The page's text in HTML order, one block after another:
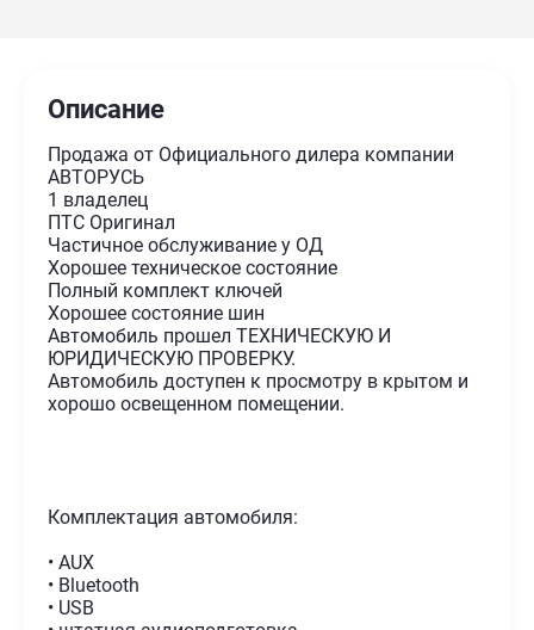
Описание
Продажа от Официального дилера компании
АВТОРУСЬ
1 владелец
ПТС Оригинал
Частичное обслуживание у ОД
Хорошее техническое состояние
Полный комплект ключей
Хорошее состояние шин
Автомобиль прошел ТЕХНИЧЕСКУЮ И
ЮРИДИЧЕСКУЮ ПРОВЕРКУ.
Автомобиль доступен к просмотру в крытом и
хорошо освещенном помещении.
Комплектация автомобиля:
• AUX
• Bluetooth
• USB